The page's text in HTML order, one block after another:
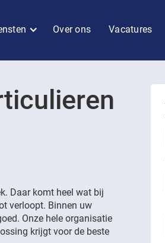
Over ons Vacatures
Daar komt heel wat bij
verloopt. Binnen uw
Onze hele organisatie
krijgt voor de beste